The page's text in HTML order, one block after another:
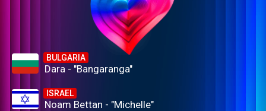
BULGARIA
Dara - "Bangaranga"
ISRAEL
Noam Bettan - "Michelle"